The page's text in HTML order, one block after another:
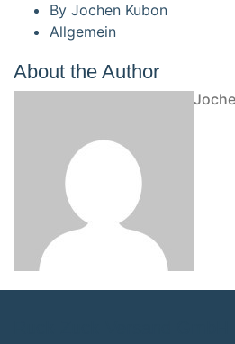
By Jochen Kubon
Allgemein
About the Author